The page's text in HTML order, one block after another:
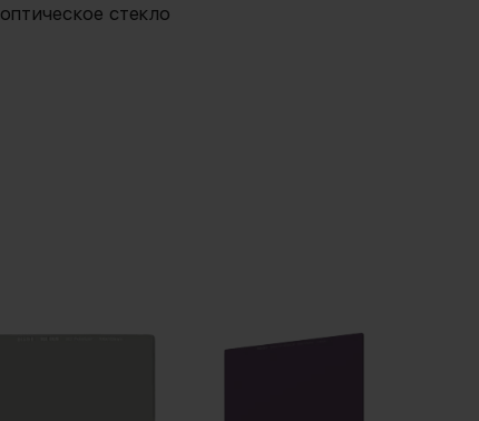
оптическое стекло